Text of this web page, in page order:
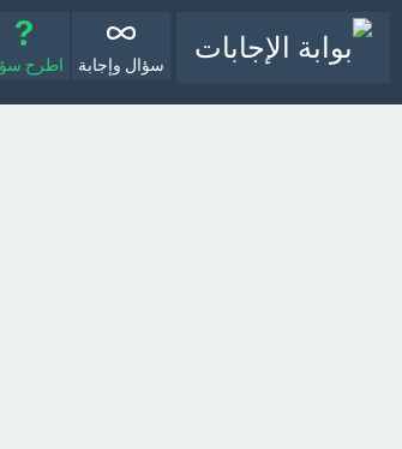
سؤال وإجابة اطرح